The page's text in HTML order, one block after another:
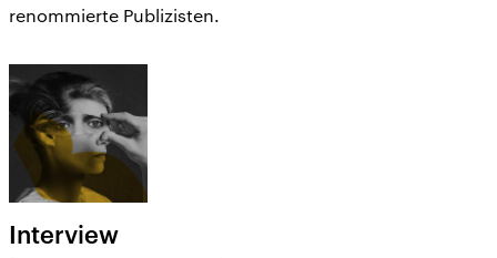
renommierte Publizisten.
Interview